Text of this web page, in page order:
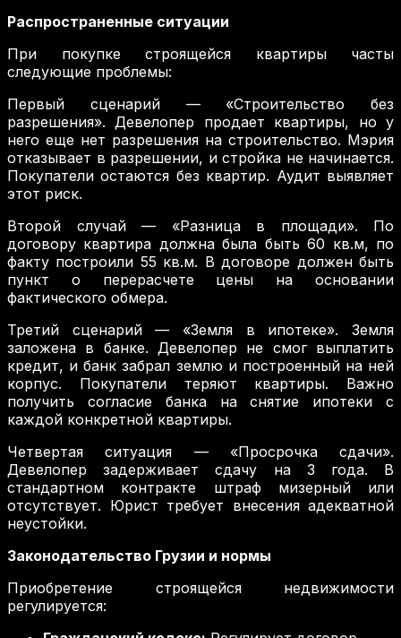
Распространенные ситуации
При покупке строящейся квартиры часты
следующие проблемы:
Первый сценарий — «Строительство без
разрешения». Девелопер продает квартиры, но у
него еще нет разрешения на строительство. Мэрия
отказывает в разрешении, и стройка не начинается.
Покупатели остаются без квартир. Аудит выявляет
этот риск.
Второй случай — «Разница в площади». По
договору квартира должна была быть 60 кв.м, по
факту построили 55 кв.м. В договоре должен быть
пункт о перерасчете цены на основании
фактического обмера.
Третий сценарий — «Земля в ипотеке». Земля
заложена в банке. Девелопер не смог выплатить
кредит, и банк забрал землю и построенный на ней
корпус. Покупатели теряют квартиры. Важно
получить согласие банка на снятие ипотеки с
каждой конкретной квартиры.
Четвертая ситуация — «Просрочка сдачи».
Девелопер задерживает сдачу на 3 года. В
стандартном контракте штраф мизерный или
отсутствует. Юрист требует внесения адекватной
неустойки.
Законодательство Грузии и нормы
Приобретение строящейся недвижимости
регулируется: